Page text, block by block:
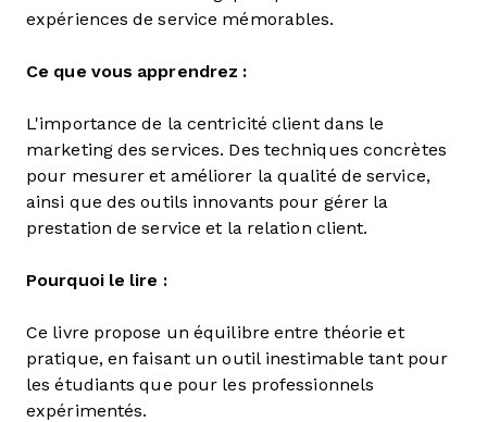
expériences de service mémorables.
Ce que vous apprendrez :
L'importance de la centricité client dans le
marketing des services. Des techniques concrètes
pour mesurer et améliorer la qualité de service,
ainsi que des outils innovants pour gérer la
prestation de service et la relation client.
Pourquoi le lire :
Ce livre propose un équilibre entre théorie et
pratique, en faisant un outil inestimable tant pour
les étudiants que pour les professionnels
expérimentés.